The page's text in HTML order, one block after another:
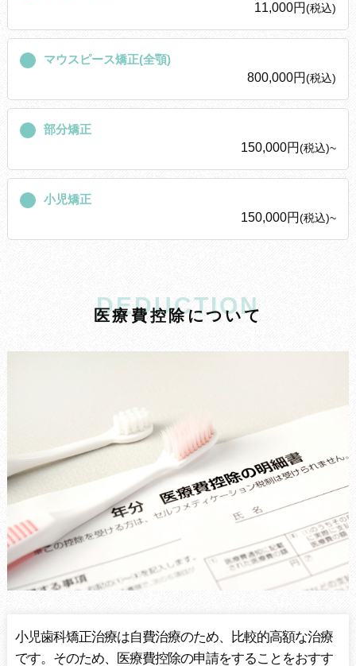
11,000円(税込)
マウスピース矯正(全顎)
800,000円(税込)
部分矯正
150,000円(税込)~
小児矯正
150,000円(税込)~
DEDUCTION
医療費控除について
小児歯科矯正治療は自費治療のため、比較的高額な治療
です。そのため、医療費控除の申請をすることをおすす